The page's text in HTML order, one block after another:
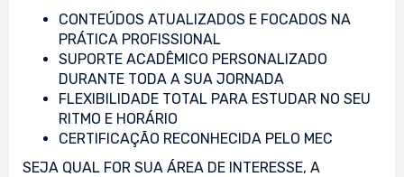
CONTEÚDOS ATUALIZADOS E FOCADOS NA
PRÁTICA PROFISSIONAL
SUPORTE ACADÊMICO PERSONALIZADO
DURANTE TODA A SUA JORNADA
FLEXIBILIDADE TOTAL PARA ESTUDAR NO SEU
RITMO E HORÁRIO
CERTIFICAÇÃO RECONHECIDA PELO MEC
SEJA QUAL FOR SUA ÁREA DE INTERESSE, A